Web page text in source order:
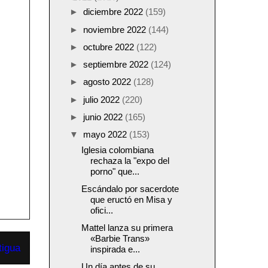
► diciembre 2022 (159)
► noviembre 2022 (144)
► octubre 2022 (122)
► septiembre 2022 (124)
► agosto 2022 (128)
► julio 2022 (220)
► junio 2022 (165)
▼ mayo 2022 (153)
Iglesia colombiana
rechaza la "expo del
porno" que...
Escándalo por sacerdote
que eructó en Misa y
ofici...
Mattel lanza su primera
«Barbie Trans»
inspirada e...